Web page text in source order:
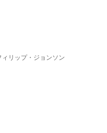
リップ・ジョンソン